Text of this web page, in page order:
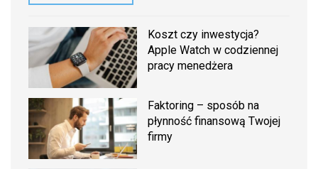
Koszt czy inwestycja?
Apple Watch w codziennej
pracy menedżera
Faktoring – sposób na
płynność finansową Twojej
firmy